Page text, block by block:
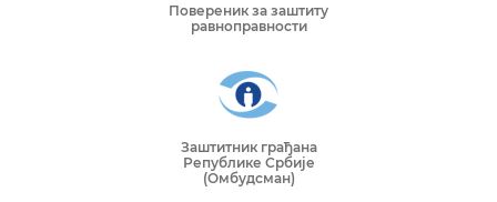
Повереник за заштиту
равноправности
Заштитник грађана
Републике Србије
(Омбудсман)